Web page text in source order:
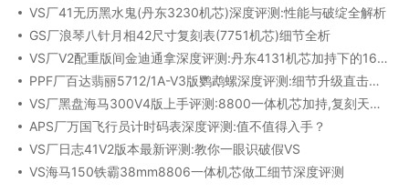
VS厂41无历黑水鬼(丹东3230机芯)深度评测:性能与破绽全解析
GS厂浪琴八针月相42尺寸复刻表(7751机芯)细节全析
VS厂V2配重版间金迪通拿深度评测:丹东4131机芯加持下的165克精密之作​
PPF厂百达翡丽5712/1A-V3版鹦鹉螺深度评测:细节升级直击正品
VS厂黑盘海马300V4版上手评测:8800一体机芯加持,复刻天花板实至名归?
APS厂万国飞行员计时码表深度评测:值不值得入手？
VS厂日志41V2版本最新评测:教你一眼识破假VS
VS海马150铁霸38mm8806一体机芯做工细节深度评测